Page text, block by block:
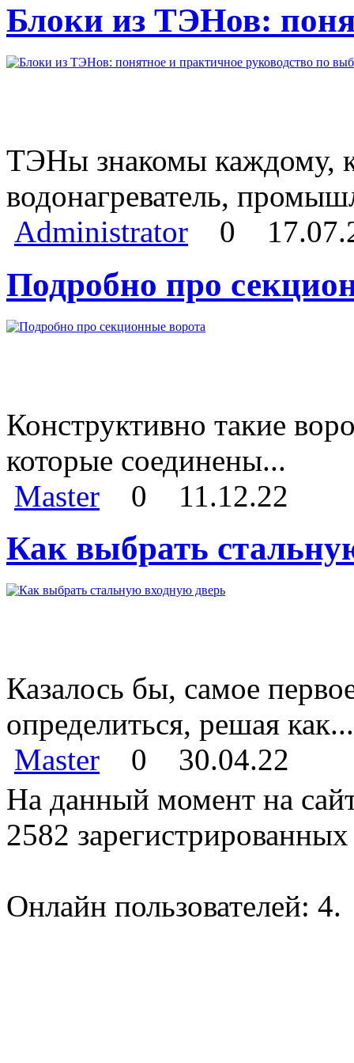
Блоки из ТЭНов:
ТЭНы знакомы каждому,
водонагреватель,
Administrator
0
Подробно про
Конструктивно такие
которые соединены...
Master
0 11.12.22
Как выбрать
Казалось бы, самое
определиться, решая как...
Master
0
30.04.22
На данный момент на
2582 зарегистрированных
Онлайн пользователей: 4.